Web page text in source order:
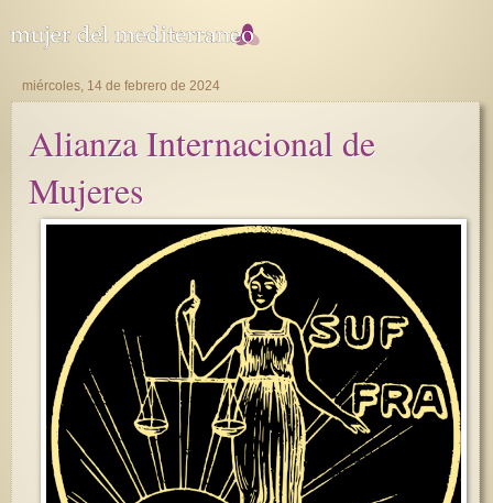
miércoles, 14 de febrero de 2024
Alianza Internacional de
Mujeres